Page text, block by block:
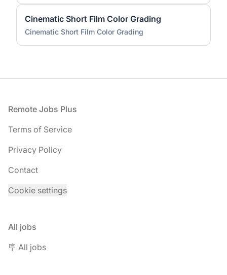
Cinematic Short Film Color Grading
Cinematic Short Film Color Grading
Footer
Remote Jobs Plus
Terms of Service
Privacy Policy
Contact
Cookie settings
All jobs
🪧 All jobs